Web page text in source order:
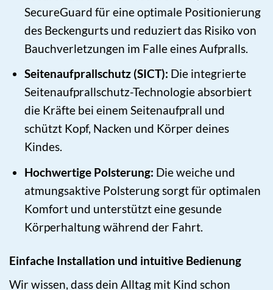
SecureGuard für eine optimale Positionierung
des Beckengurts und reduziert das Risiko von
Bauchverletzungen im Falle eines Aufpralls.
Seitenaufprallschutz (SICT): Die integrierte
Seitenaufprallschutz-Technologie absorbiert
die Kräfte bei einem Seitenaufprall und
schützt Kopf, Nacken und Körper deines
Kindes.
Hochwertige Polsterung: Die weiche und
atmungsaktive Polsterung sorgt für optimalen
Komfort und unterstützt eine gesunde
Körperhaltung während der Fahrt.
Einfache Installation und intuitive Bedienung
Wir wissen, dass dein Alltag mit Kind schon